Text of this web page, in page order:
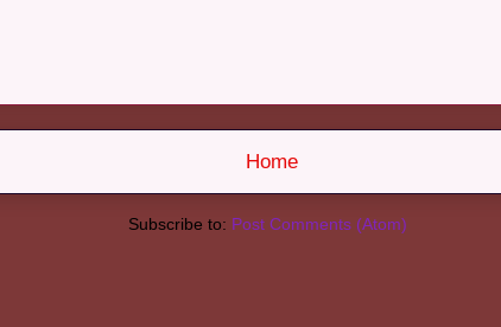
Home
Subscribe to: Post Comments (Atom)